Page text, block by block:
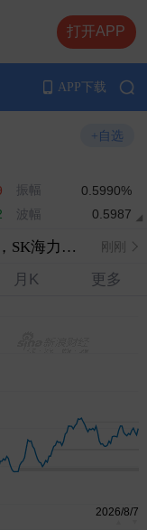
打开APP
APP下载
振幅
0.5990%
波幅 0.5987
+自选
刚刚
美股存储板块进一步扩大跌幅，SK海力士下跌5％ 刚刚
超11％ 刚刚
月K 更多